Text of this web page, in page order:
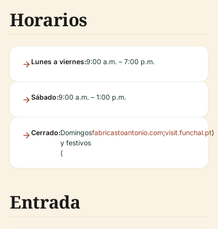
Horarios
Lunes a viernes:9:00 a.m. – 7:00 p.m.
Sábado:9:00 a.m. – 1:00 p.m.
Cerrado:Domingos
y festivos
(
fabricastoantonio.com;visit.funchal.pt)
Entrada